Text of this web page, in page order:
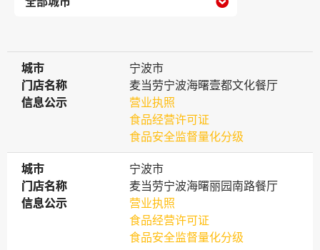
城市
城市
宁波市
门店名称
门店名称
麦当劳宁波海曙壹都文化餐厅
信息公示
信息公示
营业执照
食品经营许可证
食品安全监督量化分级
城市
城市
宁波市
门店名称
门店名称
麦当劳宁波海曙丽园南路餐厅
信息公示
信息公示
营业执照
食品经营许可证
食品安全监督量化分级